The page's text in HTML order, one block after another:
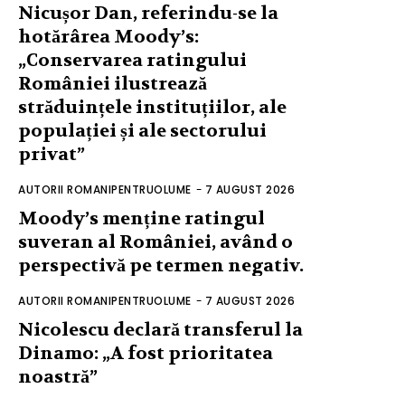
Nicușor Dan, referindu-se la
hotărârea Moody’s:
„Conservarea ratingului
României ilustrează
străduințele instituțiilor, ale
populației și ale sectorului
privat”
AUTORII ROMANIPENTRUOLUME - 7 AUGUST 2026
Moody’s menține ratingul
suveran al României, având o
perspectivă pe termen negativ.
AUTORII ROMANIPENTRUOLUME - 7 AUGUST 2026
Nicolescu declară transferul la
Dinamo: „A fost prioritatea
noastră”